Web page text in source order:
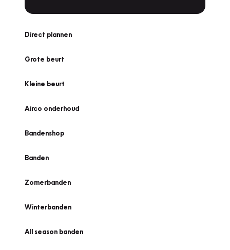
Direct plannen
Grote beurt
Kleine beurt
Airco onderhoud
Bandenshop
Banden
Zomerbanden
Winterbanden
All season banden